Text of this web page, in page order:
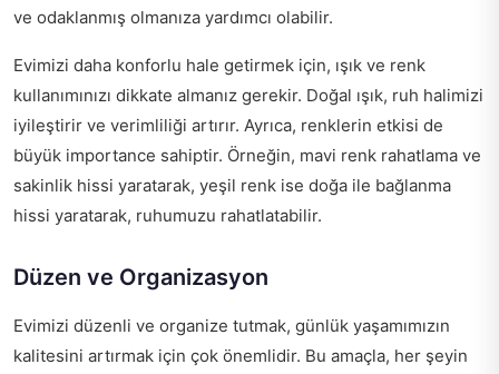
ve odaklanmış olmanıza yardımcı olabilir.
Evimizi daha konforlu hale getirmek için, ışık ve renk
kullanımınızı dikkate almanız gerekir. Doğal ışık, ruh halimizi
iyileştirir ve verimliliği artırır. Ayrıca, renklerin etkisi de
büyük importance sahiptir. Örneğin, mavi renk rahatlama ve
sakinlik hissi yaratarak, yeşil renk ise doğa ile bağlanma
hissi yaratarak, ruhumuzu rahatlatabilir.
Düzen ve Organizasyon
Evimizi düzenli ve organize tutmak, günlük yaşamımızın
kalitesini artırmak için çok önemlidir. Bu amaçla, her şeyin